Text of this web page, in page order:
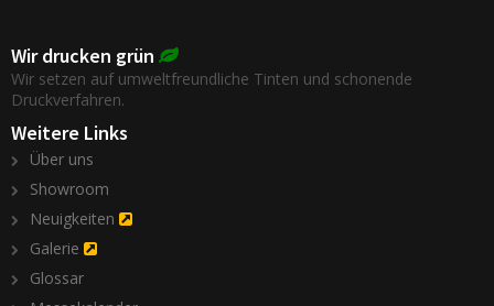
Wir drucken grün
Wir setzen auf umweltfreundliche Tinten und schonende
Druckverfahren.
Weitere Links
Über uns
Showroom
Neuigkeiten
Galerie
Glossar